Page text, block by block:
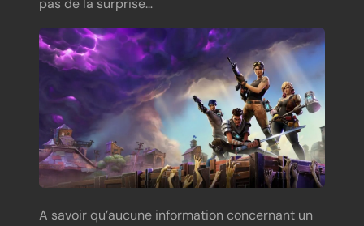
pas de la surprise…
A savoir qu’aucune information concernant un